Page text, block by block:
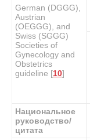
German (DGGG),
Austrian
(OEGGG), and
Swiss (SGGG)
Societies of
Gynecology and
Obstetrics
guideline [10]
Национальное
руководство/
цитата